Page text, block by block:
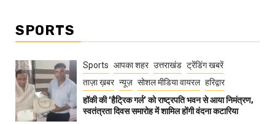
SPORTS
Sports आपका शहर उत्तराखंड ट्रेंडिंग खबरें
ताज़ा ख़बर न्यूज़ सोशल मीडिया वायरल हरिद्वार
हॉकी की ‘हैट्रिक गर्ल’ को राष्ट्रपति भवन से आया निमंत्रण,
स्वतंत्रता दिवस समारोह में शामिल होंगी वंदना कटारिया